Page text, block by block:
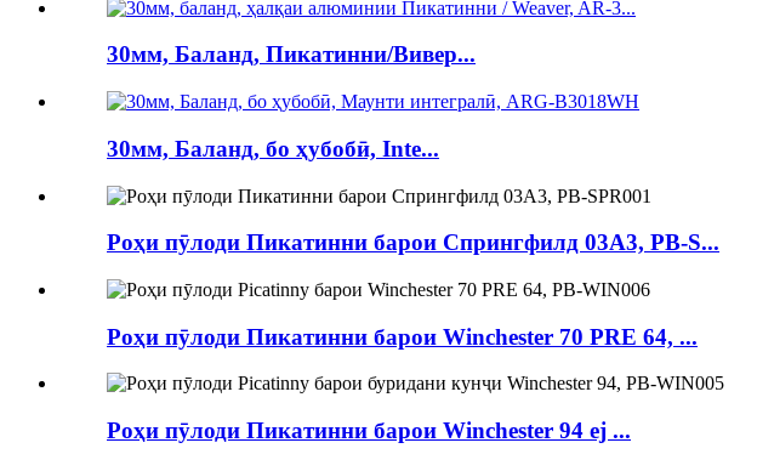
30мм, Баланд, Пикатинни/Вивер...
30мм, Баланд, бо ҳубобӣ, Inte...
Роҳи пӯлоди Пикатинни барои Спрингфилд 03A3, PB-S...
Роҳи пӯлоди Пикатинни барои Winchester 70 PRE 64, ...
Роҳи пӯлоди Пикатинни барои Winchester 94 ej ...